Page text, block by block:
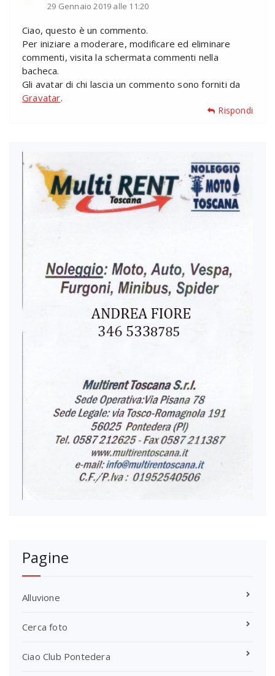
29 Gennaio 2019 alle 11:20
Ciao, questo è un commento.
Per iniziare a moderare, modificare ed eliminare
commenti, visita la schermata commenti nella
bacheca.
Gli avatar di chi lascia un commento sono forniti da
Gravatar.
Rispondi
Pagine
Alluvione
Cerca foto
Ciao Club Pontedera